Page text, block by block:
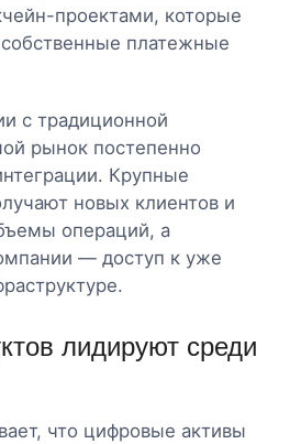
проектами, которые
собственные платежные
с традиционной
рынок постепенно
Крупные
новых клиентов и
операций, а
— доступ к уже
лидируют среди
что цифровые активы